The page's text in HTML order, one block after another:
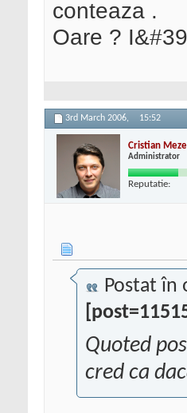
conteaza .
Oare ?
3rd March 2006, 15:52
Cristian
Administrator
Reputatie:
Postat în
Quoted
cred ca